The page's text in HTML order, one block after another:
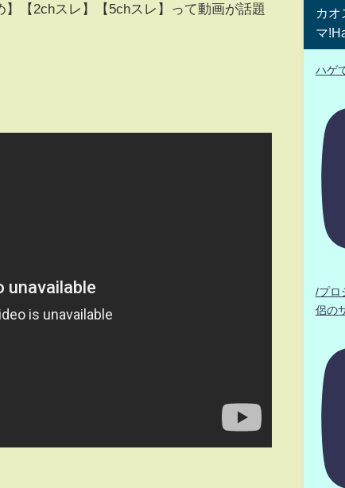
【2chスレ】【5chスレ】って動画が話題
カオ
マ
ハゲ
/プロ
侶の